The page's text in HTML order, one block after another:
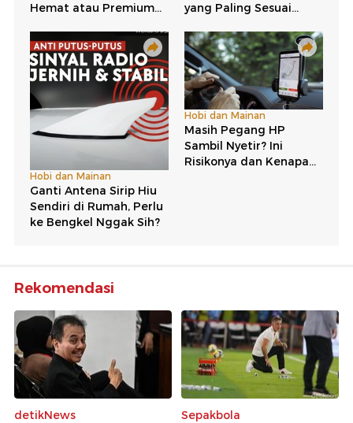
Rekomendasi
detikNews
Sepakbola